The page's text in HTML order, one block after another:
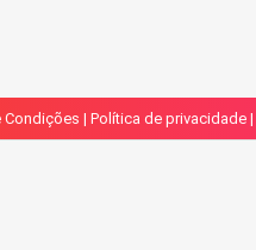
Condições | Política de privacidade |